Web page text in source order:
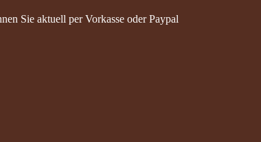
Sie aktuell per Vorkasse oder Paypal